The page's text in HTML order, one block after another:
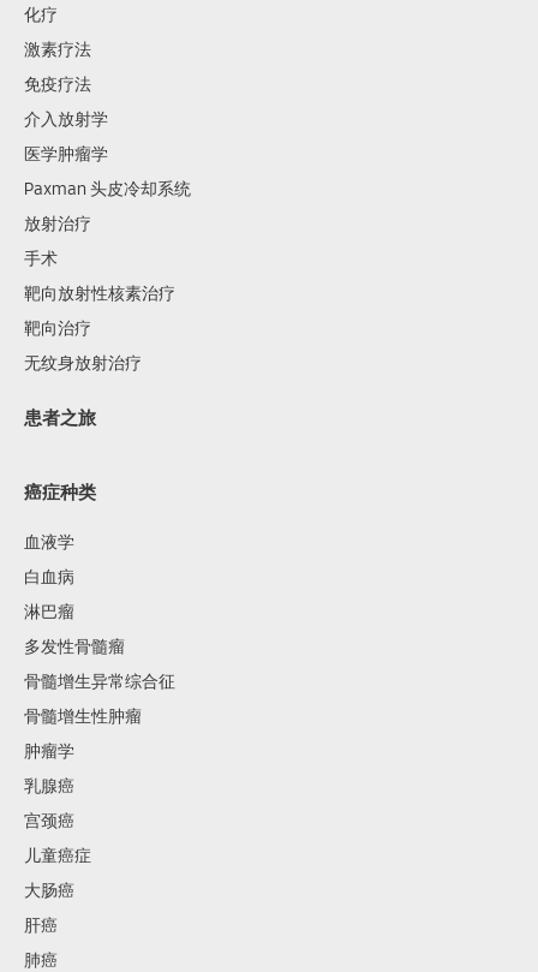
化疗
激素疗法
免疫疗法
介入放射学
医学肿瘤学
Paxman 头皮冷却系统
放射治疗
手术
靶向放射性核素治疗
靶向治疗
无纹身放射治疗
患者之旅
癌症种类
血液学
白血病
淋巴瘤
多发性骨髓瘤
骨髓增生异常综合征
骨髓增生性肿瘤
肿瘤学
乳腺癌
宫颈癌
儿童癌症
大肠癌
肝癌
肺癌